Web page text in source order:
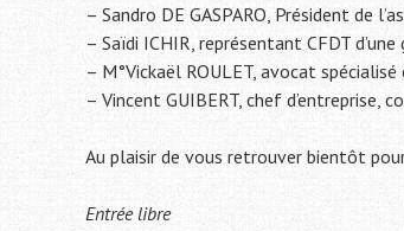
– Sandro DE GASPARO, Président de
– Saïdi ICHIR, représentant CFDT
– M°Vickaël ROULET, avocat
– Vincent GUIBERT, chef
Au plaisir de vous retrouver bientôt
Entrée libre